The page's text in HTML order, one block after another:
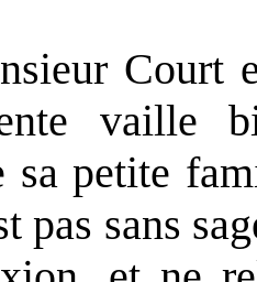
Court
vaille
sa petite
pas sans